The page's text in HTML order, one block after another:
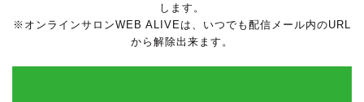
します。
※オンラインサロンWEB ALIVEは、いつでも配信メール内のURL
から解除出来ます。